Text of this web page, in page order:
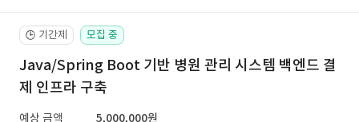
🕒 기간제 모집 중
Java/Spring Boot 기반 병원 관리 시스템 백엔드 결
제 인프라 구축
예상 금액
5,000,000원